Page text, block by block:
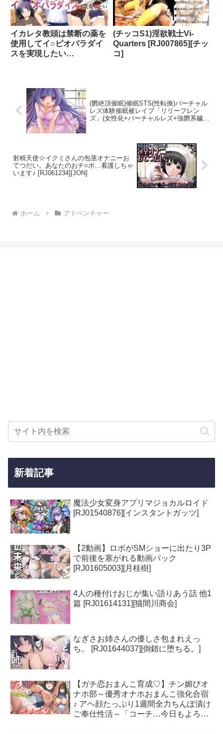
イカレタ教頭は禁断の薬を
使用してイ○ピオパラダイ
スを実現したい
(チッコS1)淫欲戦士Vi-
Quarters [RJ007865][チッ
コ]
(欝絶頂催眠)催眠STS(性転換)バーチャル
レズ体験催眠被レイプ「リリーフレン
ズ」(女性化+バーチャルレズ+強欝系穢さ
射精天使☆イクミさんの包茎オナニーお
てつだい。あなたのおチ○ポ…看護しちゃ
います♪ [RJ061234][JON]
ホーム アドベンチャー
新着記事
魔法少女変身アプリマジョカルロイド
[RJ01540876][インスタントガッツ]
【2動画】ロボがSMショーに出たり3P
で前後を塞がれる動画パック
[RJ01605003][月桂樹]
4人の種付けおじが集い語りあう話 他1
篇 [RJ01614131][猫間川商会]
なぎさお姉さんの優しさ包まれえっ
ち。 [RJ01644037][倒錯に堕ちる。]
【ガチ恋おまんこ育成♡】チン媚びオ
ナホ部～優秀オナホおまんこ強化合宿
♪ アヘ顔たっぷり1週間全力ちんぽ漬け
ご奉仕性活～「コーチ…今日もよろし